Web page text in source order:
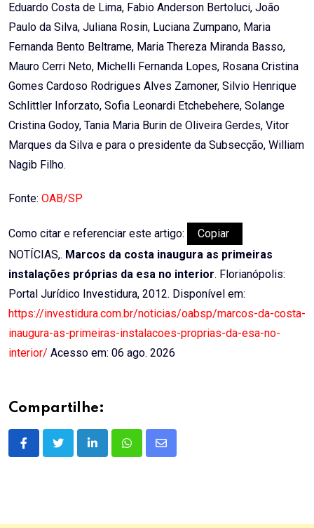
Eduardo Costa de Lima, Fabio Anderson Bertoluci, João
Paulo da Silva, Juliana Rosin, Luciana Zumpano, Maria
Fernanda Bento Beltrame, Maria Thereza Miranda Basso,
Mauro Cerri Neto, Michelli Fernanda Lopes, Rosana Cristina
Gomes Cardoso Rodrigues Alves Zamoner, Silvio Henrique
Schlittler Inforzato, Sofia Leonardi Etchebehere, Solange
Cristina Godoy, Tania Maria Burin de Oliveira Gerdes, Vitor
Marques da Silva e para o presidente da Subsecção, William
Nagib Filho.
Fonte: OAB/SP
Como citar e referenciar este artigo:
Copiar
NOTÍCIAS,. Marcos da costa inaugura as primeiras
instalações próprias da esa no interior. Florianópolis:
Portal Jurídico Investidura, 2012. Disponível em:
https://investidura.com.br/noticias/oabsp/marcos-da-costa-
inaugura-as-primeiras-instalacoes-proprias-da-esa-no-
interior/ Acesso em: 06 ago. 2026
Compartilhe:
LinkedInWhatsappShare